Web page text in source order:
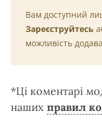
Вам доступний
Зареєструйтесь
можливість
*Ці коментарі
наших правил